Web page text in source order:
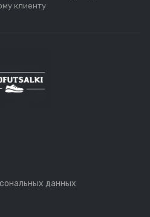
клиенту
данных